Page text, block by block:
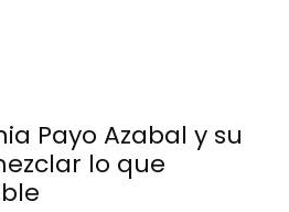
Payo Azabal y su
lo que